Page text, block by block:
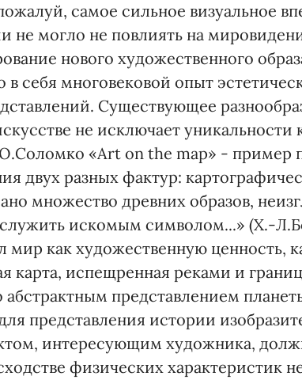
самое сильное визуальное
не могло не повлиять на
нового художественного
себя многовековой опыт
Существующее
не исключает уникальности
«Art on the map» - пример
двух разных фактур:
множество древних образов,
искомым символом...» (Х.-
мир как художественную ценность,
карта, испещренная реками и
абстрактным представлением
представления истории
интересующим художника,
физических характеристик